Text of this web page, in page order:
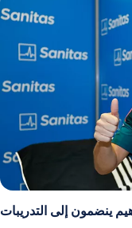
ينضمون إلى التدريبات